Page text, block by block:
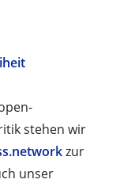
stehen wir
zur
unser